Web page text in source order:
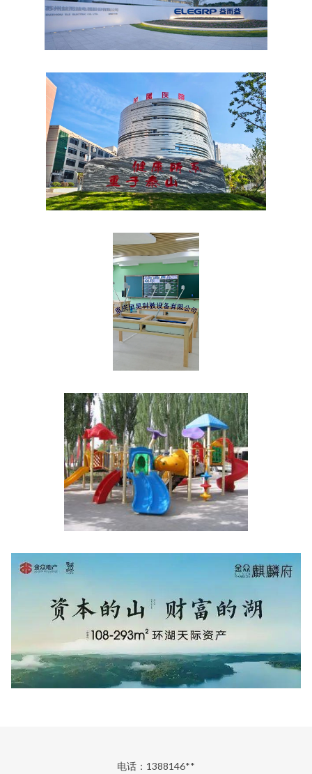
电话：1388146**